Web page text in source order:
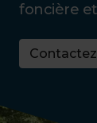
foncière